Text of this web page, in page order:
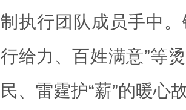
制执行团队成员手中。
行给力、百姓满意”等
民、雷霆护“薪”的暖